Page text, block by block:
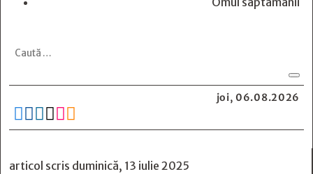
joi, 06.08.2026
     
articol scris duminică, 13 iulie 2025